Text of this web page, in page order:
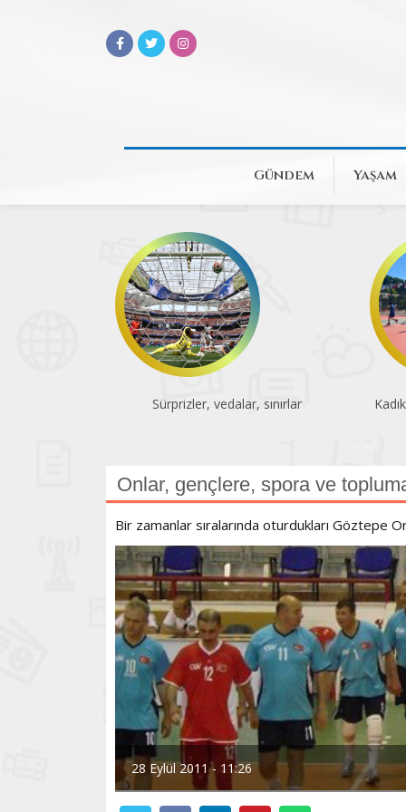
Gündem Yaşam
Sürprizler, vedalar, sınırlar
Onlar, gençlere, spora ve
Bir zamanlar sıralarında oturdukları Göztepe
28 Eylül 2011 - 11:26